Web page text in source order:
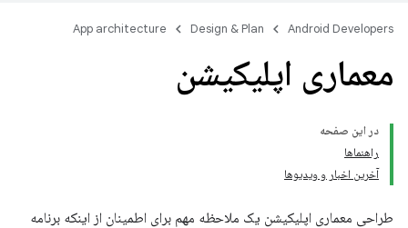
Android Developers
Design & Plan
App architecture
معماری اپلیکیشن
در این صفحه
راهنماها
آخرین اخبار و ویدیوها
طراحی معماری اپلیکیشن یک ملاحظه مهم برای اطمینان از اینکه برنامه